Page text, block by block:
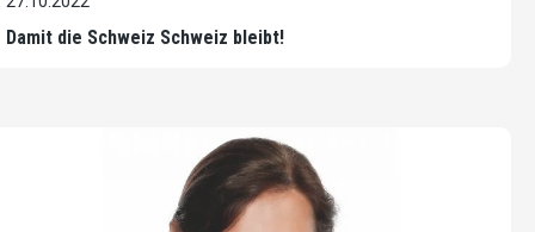
Damit die Schweiz Schweiz bleibt!